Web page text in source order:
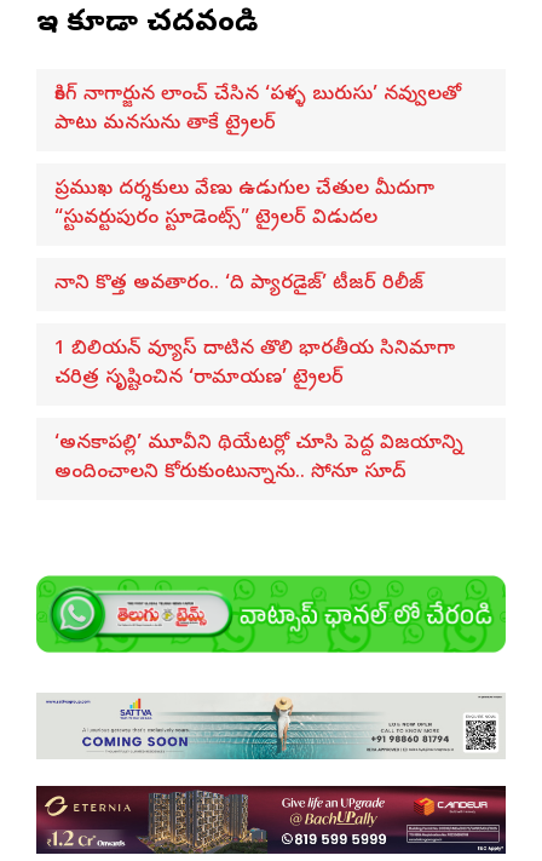
ఇవి కూడా చదవండి
కింగ్ నాగార్జున లాంచ్ చేసిన ‘పళ్ళ బురుసు’ నవ్వులతో
పాటు మనసును తాకే ట్రైలర్
ప్రముఖ దర్శకులు వేణు ఉడుగుల చేతుల మీదుగా
“స్టువర్టుపురం స్టూడెంట్స్” ట్రైలర్ విడుదల
నాని కొత్త అవతారం.. ‘ది ప్యారడైజ్’ టీజర్ రిలీజ్
1 బిలియన్ వ్యూస్ దాటిన తొలి భారతీయ సినిమాగా
చరిత్ర సృష్టించిన ‘రామాయణ’ ట్రైలర్
‘అనకాపల్లి’ మూవీని థియేటర్లో చూసి పెద్ద విజయాన్ని
అందించాలని కోరుకుంటున్నాను.. సోనూ సూద్